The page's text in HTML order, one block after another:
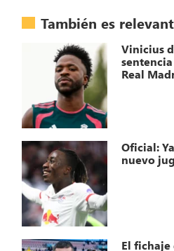
También es
Vinicius
Real
Oficial:
nuevo
El fichaje